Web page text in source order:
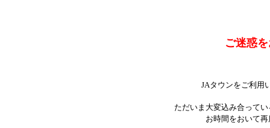
ご迷惑
JAタウンをご利用
ただいま大変込み合って
お時間をおいて